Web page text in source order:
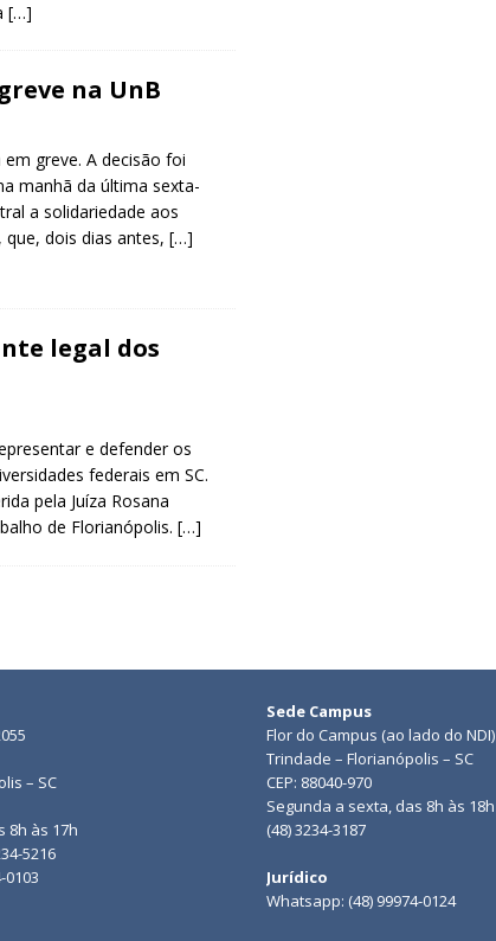
[…]
na UnB
greve. A decisão foi
manhã da última sexta-
a solidariedade aos
dois dias antes, […]
legal dos
e defender os
federais em SC.
pela Juíza Rosana
de Florianópolis. […]
– SC
8h às 17h
5216
0103
Sede Campus
Flor do Campus (ao lado do NDI)
Trindade – Florianópolis – SC
CEP: 88040-970
Segunda a sexta, das 8h às 18h
(48) 3234-3187
Jurídico
Whatsapp: (48) 99974-0124